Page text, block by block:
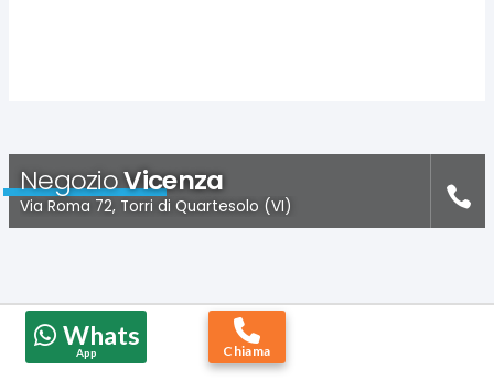
NegozioVicenza
Via Roma 72, Torri di Quartesolo (VI)
Whats
App Chiama